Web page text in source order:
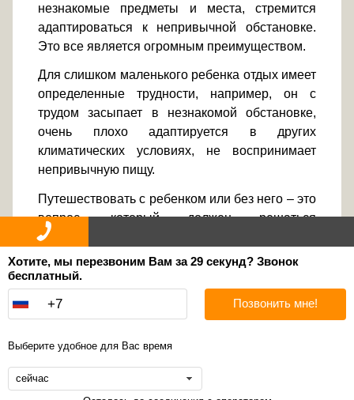
незнакомые предметы и места, стремится
адаптироваться к непривычной обстановке.
Это все является огромным преимуществом.
Для слишком маленького ребенка отдых имеет
определенные трудности, например, он с
трудом засыпает в незнакомой обстановке,
очень плохо адаптируется в других
климатических условиях, не воспринимает
непривычную пищу.
Путешествовать с ребенком или без него – это
вопрос, который должен решаться
индивидуально каждыми родителями. При
этом, как и любом деле, важно при решении
этого вопроса полагаться на собственный
здравый смысл.
Гостевой Дом Арнаир в Анапе ждет на отдых
детей любого возраста, даже самых
Хотите, мы перезвоним Вам за 29 секунд? Звонок
бесплатный.
Выберите удобное для Вас время
Позвонить мне!